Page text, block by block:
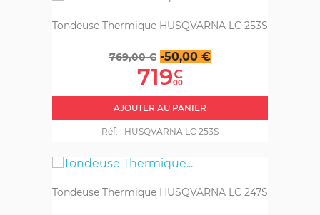
Tondeuse Thermique HUSQVARNA LC 253S
Prix
769,00 € -50,00 €Prix
719€
00
AJOUTER AU PANIER
Réf. : HUSQVARNA LC 253S
Tondeuse Thermique HUSQVARNA LC 247S